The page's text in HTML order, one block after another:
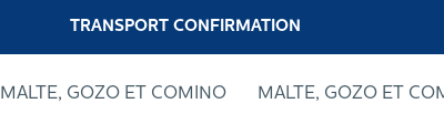
TRANSPORT CONFIRMATION
MALTE, GOZO ET COMINO MALTE, GOZO ET